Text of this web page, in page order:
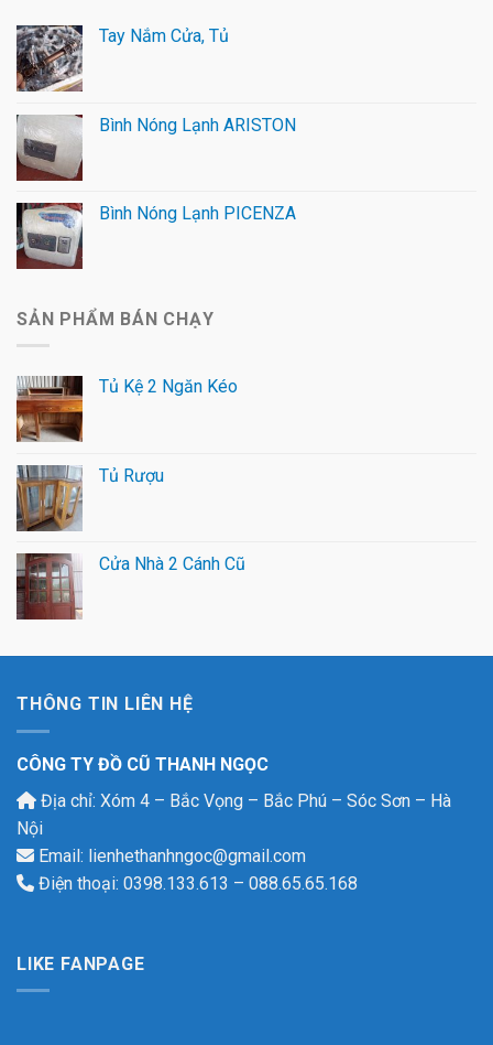
Tay Nắm Cửa, Tủ
Bình Nóng Lạnh ARISTON
Bình Nóng Lạnh PICENZA
SẢN PHẨM BÁN CHẠY
Tủ Kệ 2 Ngăn Kéo
Tủ Rượu
Cửa Nhà 2 Cánh Cũ
THÔNG TIN LIÊN HỆ
CÔNG TY ĐỒ CŨ THANH NGỌC
Địa chỉ: Xóm 4 – Bắc Vọng – Bắc Phú – Sóc Sơn – Hà
Nội
Email: lienhethanhngoc@gmail.com
Điện thoại: 0398.133.613 – 088.65.65.168
LIKE FANPAGE